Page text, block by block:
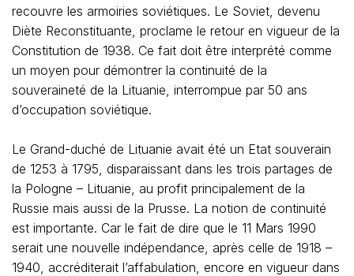
recouvre les armoiries soviétiques. Le Soviet, devenu
Diète Reconstituante, proclame le retour en vigueur de la
Constitution de 1938. Ce fait doit être interprété comme
un moyen pour démontrer la continuité de la
souveraineté de la Lituanie, interrompue par 50 ans
d’occupation soviétique.
Le Grand-duché de Lituanie avait été un Etat souverain
de 1253 à 1795, disparaissant dans les trois partages de
la Pologne – Lituanie, au profit principalement de la
Russie mais aussi de la Prusse. La notion de continuité
est importante. Car le fait de dire que le 11 Mars 1990
serait une nouvelle indépendance, après celle de 1918 –
1940, accréditerait l’affabulation, encore en vigueur dans